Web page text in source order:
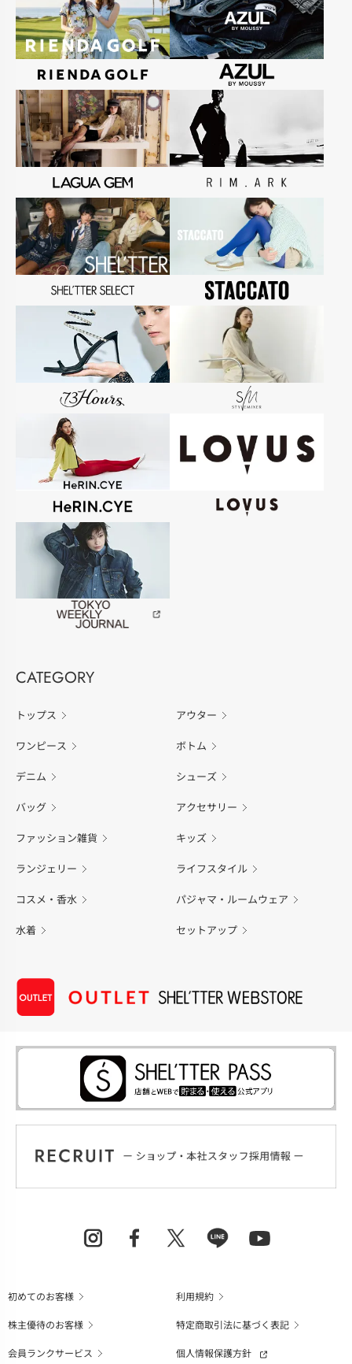
CATEGORY
トップス アウター
ワンピース ボトム
デニム シューズ
バッグ アクセサリー
ファッション雑貨 キッズ
ランジェリー ライフスタイル
コスメ・香水 パジャマ・ルームウェア
水着 セットアップ
初めてのお客様
利用規約
株主優待のお客様
特定商取引法に基づく表記
会員ランクサービス
個人情報保護方針